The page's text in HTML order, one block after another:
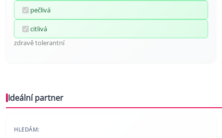
pečlivá
citlivá
zdravě tolerantní
Ideální partner
HLEDÁM: